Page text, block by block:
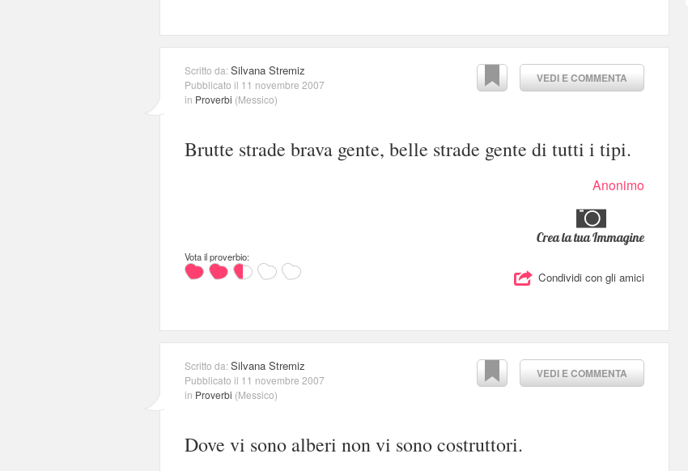
VEDI E COMMENTA
Scritto da:Silvana Stremiz
Pubblicato il 11 novembre 2007
in Proverbi (Messico)
Brutte strade brava gente, belle strade gente di tutti i tipi.
Anonimo
Crea la tua Immagine
Vota il proverbio:
Condividi con gli amici
VEDI E COMMENTA
Scritto da:Silvana Stremiz
Pubblicato il 11 novembre 2007
in Proverbi (Messico)
Dove vi sono alberi non vi sono costruttori.